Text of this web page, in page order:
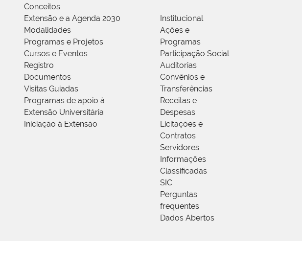
Conceitos
Extensão e a Agenda 2030
Modalidades
Programas e Projetos
Cursos e Eventos
Registro
Documentos
Visitas Guiadas
Programas de apoio à
Extensão Universitária
Iniciação à Extensão
Institucional
Ações e
Programas
Participação Social
Auditorias
Convênios e
Transferências
Receitas e
Despesas
Licitações e
Contratos
Servidores
Informações
Classificadas
SIC
Perguntas
frequentes
Dados Abertos